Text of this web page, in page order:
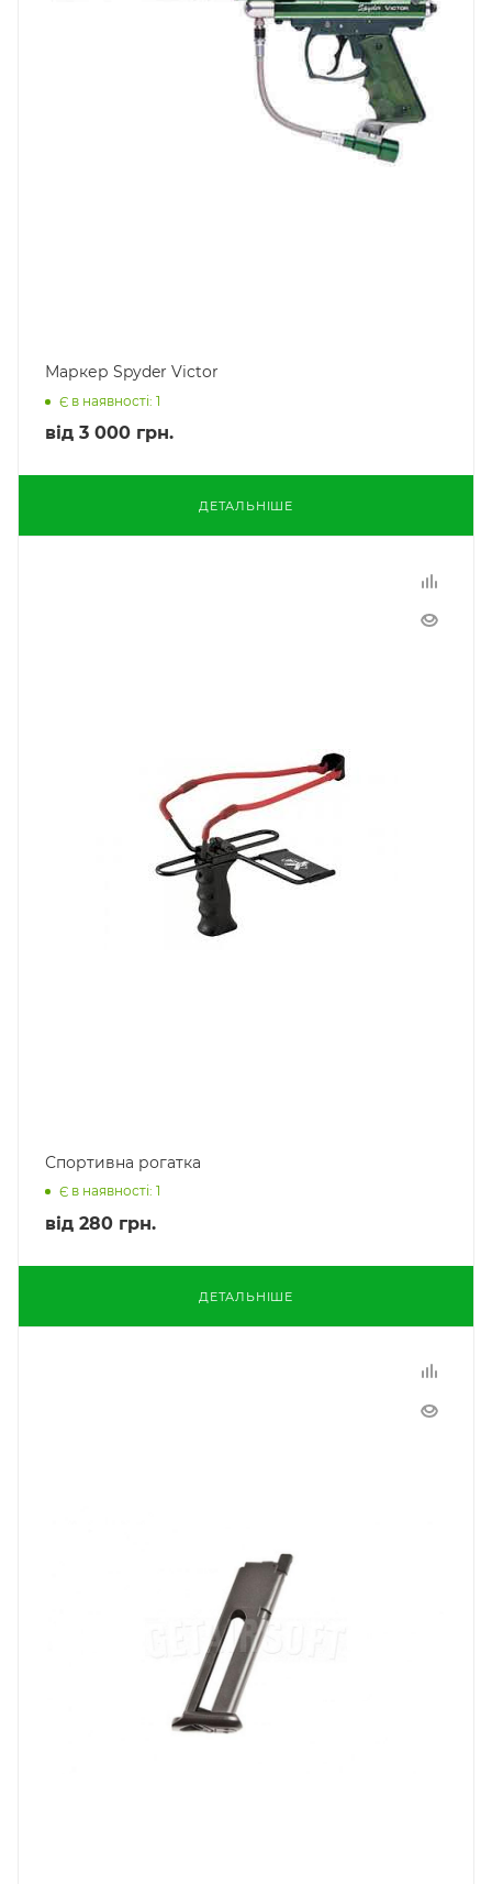
Маркер Spyder Victor
Є в наявності: 1
від 3 000 грн.
ДЕТАЛЬНІШЕ
Спортивна рогатка
Є в наявності: 1
від 280 грн.
ДЕТАЛЬНІШЕ